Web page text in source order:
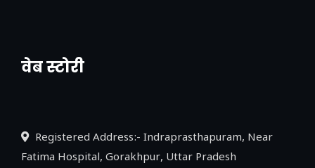
वेब स्टोरी
नया एक्सप्रेसवे: पूर्वांचल का लक, डेवलपमेंट का
Registered Address:- Indraprasthapuram, Near
Fatima Hospital, Gorakhpur, Uttar Pradesh